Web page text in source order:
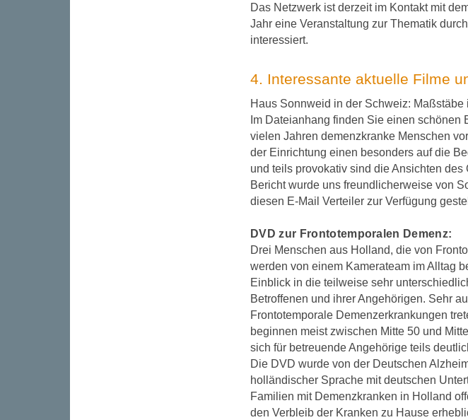
Das Netzwerk ist derzeit im Kontakt mit
Jahr eine Veranstaltung zur Thematik
interessiert.
4. Interessante aktuelle Filme
Haus Sonnweid in der Schweiz:
Im Dateianhang finden Sie einen
vielen Jahren demenzkranke Menschen
der Einrichtung einen besonders auf die
und teils provokativ sind die Ansichten
Bericht wurde uns freundlicherweise von
diesen E-Mail Verteiler zur Verfügung
DVD zur Frontotemporalen Demenz:
Drei Menschen aus Holland, die von
werden von einem Kamerateam im Alltag
Einblick in die teilweise sehr
Betroffenen und ihrer Angehörigen. Sehr
Frontotemporale Demenzerkrankungen
beginnen meist zwischen Mitte 50 und
sich für betreuende Angehörige teils
Die DVD wurde von der Deutschen
holländischer Sprache mit deutschen
Familien mit Demenzkranken in Holland
den Verbleib der Kranken zu Hause